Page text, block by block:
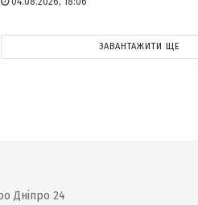
ЗАВАНТАЖИТИ ЩЕ
Дніпро 24